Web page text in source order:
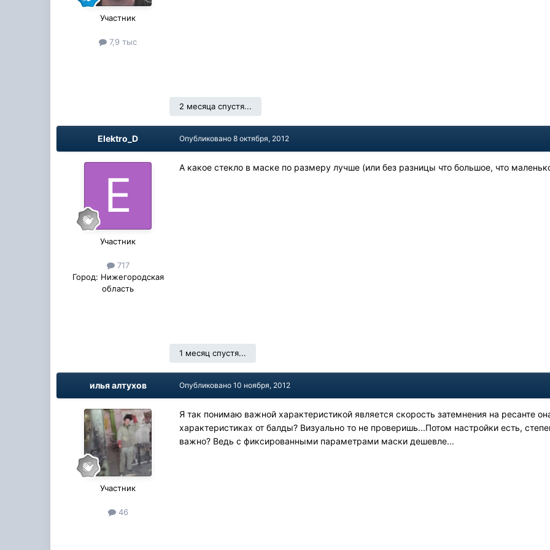
Участник
7,9 тыс
2 месяца спустя...
Elektro_D
Участник
717
Город: Нижегородская
область
Опубликовано8 октября, 2012
А какое стекло в маске по размеру лучше (или без разницы что большое, что
1 месяц спустя...
илья алтухов
Участник
46
Опубликовано10 ноября, 2012
Я так понимаю важной характеристикой является скорость затемнения на ресанте
характеристиках от балды? Визуально то не проверишь...Потом настройки есть,
важно? Ведь с фиксированными параметрами маски дешевле...